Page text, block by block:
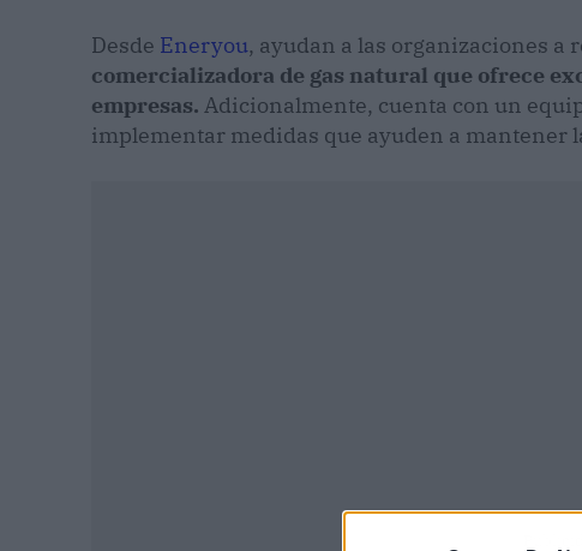
Desde Eneryou, ayudan a las organizaciones a
comercializadora de gas natural que ofrece
empresas. Adicionalmente, cuenta con un
implementar medidas que ayuden a mantener